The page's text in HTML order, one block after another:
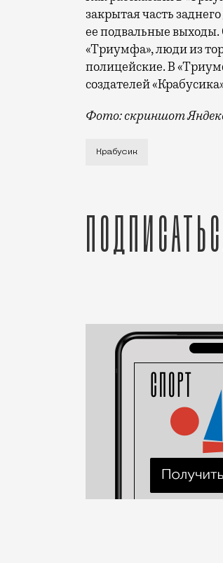
закрытая часть
ее подвальные выходы.
«Триумфа», люди из
полицейские. В
создателей
Фото: скриншот
Чтобы «Москвич Mag»
Крабусик